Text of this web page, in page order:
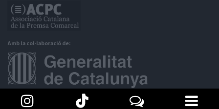
Amb la col·laboració de: